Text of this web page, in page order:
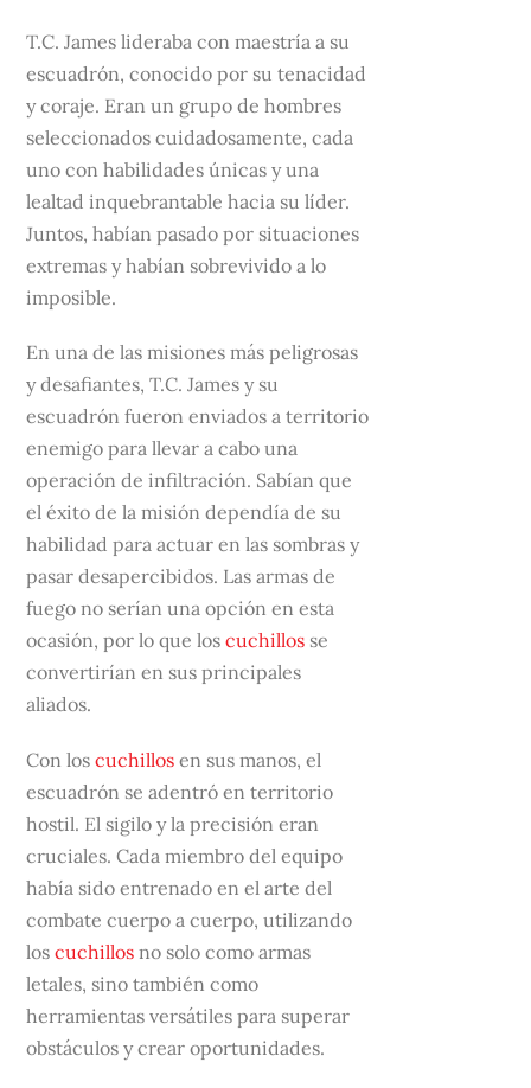
T.C. James lideraba con maestría a su
escuadrón, conocido por su tenacidad
y coraje. Eran un grupo de hombres
seleccionados cuidadosamente, cada
uno con habilidades únicas y una
lealtad inquebrantable hacia su líder.
Juntos, habían pasado por situaciones
extremas y habían sobrevivido a lo
imposible.
En una de las misiones más peligrosas
y desafiantes, T.C. James y su
escuadrón fueron enviados a territorio
enemigo para llevar a cabo una
operación de infiltración. Sabían que
el éxito de la misión dependía de su
habilidad para actuar en las sombras y
pasar desapercibidos. Las armas de
fuego no serían una opción en esta
ocasión, por lo que loscuchillos se
convertirían en sus principales
aliados.
Con loscuchillos en sus manos, el
escuadrón se adentró en territorio
hostil. El sigilo y la precisión eran
cruciales. Cada miembro del equipo
había sido entrenado en el arte del
combate cuerpo a cuerpo, utilizando
loscuchillos no solo como armas
letales, sino también como
herramientas versátiles para superar
obstáculos y crear oportunidades.